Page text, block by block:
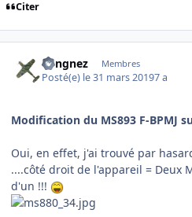
Citer
Longnez Membres
Posté(e) le 31 mars 20197 a
Modification du MS893 F-BPMJ
Oui, en effet, j'ai trouvé par
....côté droit de l'appareil = Deux
d'un !!!